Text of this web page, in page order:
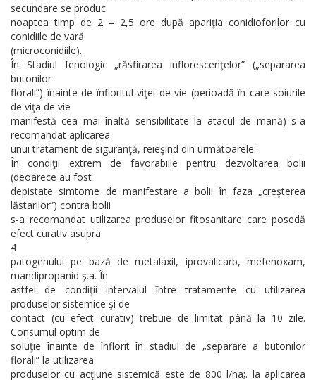
secundare se produc
noaptea timp de 2 – 2,5 ore după apariţia conidioforilor cu
conidiile de vară
(microconidiile).
În Stadiul fenologic „răsfirarea inflorescenţelor” („separarea
butonilor
florali”) înainte de înfloritul viţei de vie (perioadă în care soiurile
de viţa de vie
manifestă cea mai înaltă sensibilitate la atacul de mană) s-a
recomandat aplicarea
unui tratament de siguranţă, reieşind din următoarele:
În condiţii extrem de favorabiile pentru dezvoltarea bolii
(deoarece au fost
depistate simtome de manifestare a bolii în faza „creşterea
lăstarilor”) contra bolii
s-a recomandat utilizarea produselor fitosanitare care posedă
efect curativ asupra
4
patogenului pe bază de metalaxil, iprovalicarb, mefenoxam,
mandipropanid ş.a. În
astfel de condiţii intervalul între tratamente cu utilizarea
produselor sistemice şi de
contact (cu efect curativ) trebuie de limitat până la 10 zile.
Consumul optim de
soluţie înainte de înflorit în stadiul de „separare a butonilor
florali” la utilizarea
produselor cu acţiune sistemică este de 800 l/ha;. la aplicarea